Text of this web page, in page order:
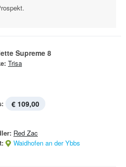
Supreme 8
Trisa
€ 109,00
Red Zac
Waidhofen an der Ybbs